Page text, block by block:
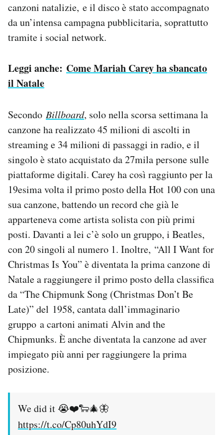
canzoni natalizie, e il disco è stato accompagnato
da un’intensa campagna pubblicitaria, soprattutto
tramite i social network.
Leggi anche: Come Mariah Carey ha sbancato
il Natale
Secondo Billboard, solo nella scorsa settimana la
canzone ha realizzato 45 milioni di ascolti in
streaming e 34 milioni di passaggi in radio, e il
singolo è stato acquistato da 27mila persone sulle
piattaforme digitali. Carey ha così raggiunto per la
19esima volta il primo posto della Hot 100 con una
sua canzone, battendo un record che già le
apparteneva come artista solista con più primi
posti. Davanti a lei c’è solo un gruppo, i Beatles,
con 20 singoli al numero 1. Inoltre, “All I Want for
Christmas Is You” è diventata la prima canzone di
Natale a raggiungere il primo posto della classifica
da “The Chipmunk Song (Christmas Don’t Be
Late)” del 1958, cantata dall’immaginario
gruppo a cartoni animati Alvin and the
Chipmunks. È anche diventata la canzone ad aver
impiegato più anni per raggiungere la prima
posizione.
We did it 😭❤️🐑🎄🦋
https://t.co/Cp80uhYdI9